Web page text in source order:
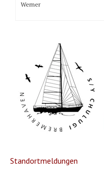
Werner
Standortmeldungen